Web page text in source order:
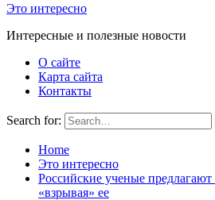
Это интересно
Интересные и полезные новости
О сайте
Карта сайта
Контакты
Search for:
Home
Это интересно
Российские ученые предлагают
«взрывая» ее